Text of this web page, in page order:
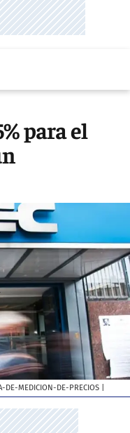
para el
DE-MEDICION-DE-PRECIOS